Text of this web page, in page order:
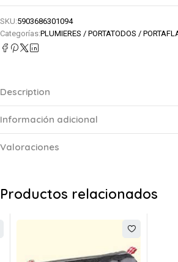
SKU:5903686301094
Categorías:PLUMIERES / PORTATODOS /
Description
Información adicional
Valoraciones
Productos relacionados